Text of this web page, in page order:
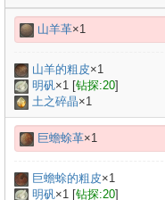
山羊革×1
山羊的粗皮×1
明矾×1 [钻探:20]
土之碎晶×1
巨蟾蜍革×1
巨蟾蜍的粗皮×1
明矾×1 [钻探:20]